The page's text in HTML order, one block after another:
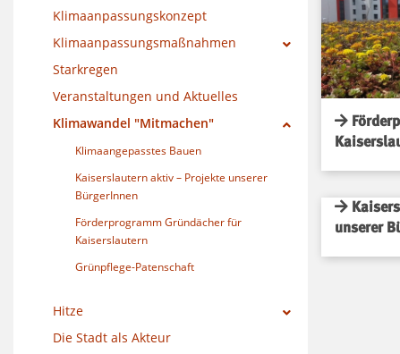
Klimaanpassungskonzept
Klimaanpassungsmaßnahmen
Starkregen
Veranstaltungen und Aktuelles
Klimawandel "Mitmachen"
Klimaangepasstes Bauen
Kaiserslautern aktiv – Projekte unserer
BürgerInnen
Förderprogramm Gründächer für
Kaiserslautern
Grünpflege-Patenschaft
Hitze
Die Stadt als Akteur
unserer